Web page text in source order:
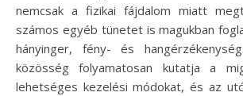
nemcsak a fizikai fájdalom miatt
számos egyéb tünetet is magukban
hányinger, fény- és
közösség folyamatosan kutatja a
lehetséges kezelési módokat, és az